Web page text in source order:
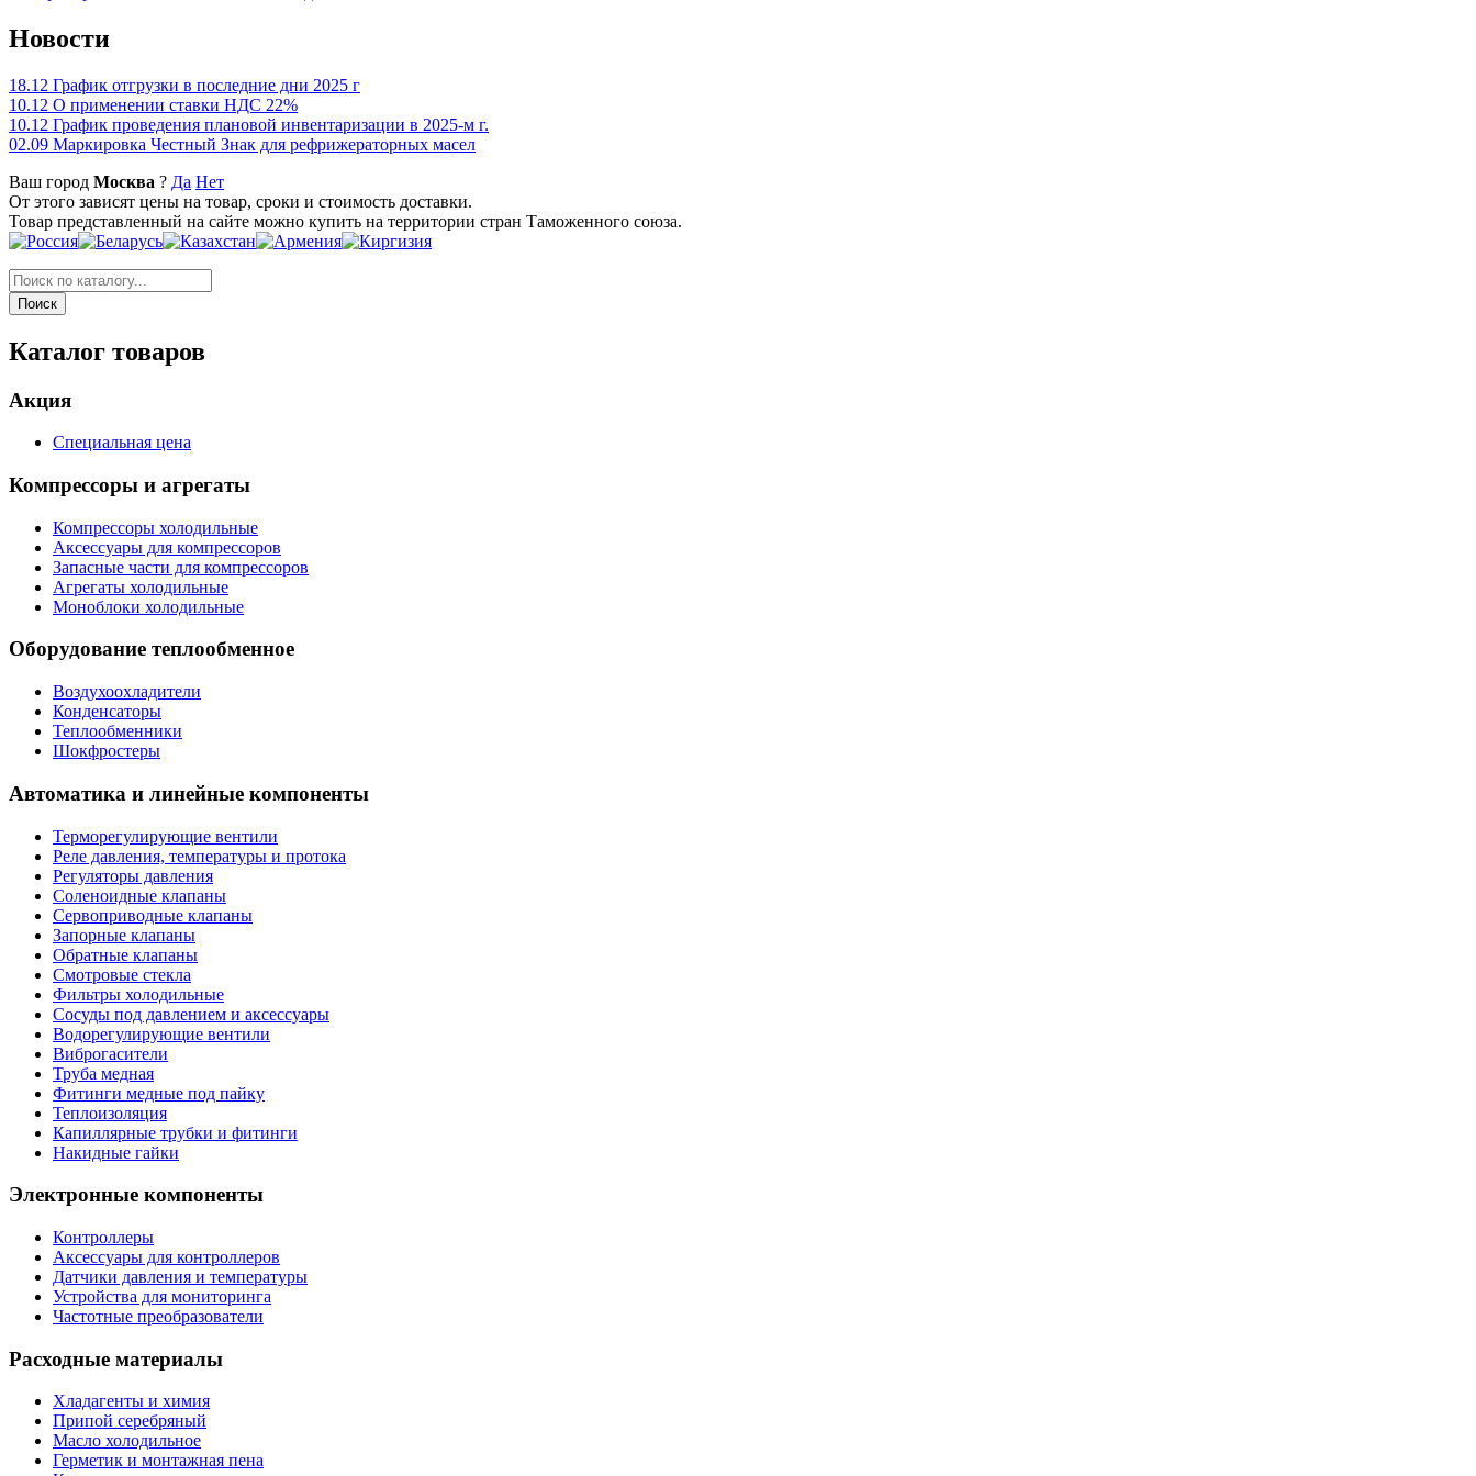
Новости
18.12 График отгрузки в последние дни 2025 г
10.12 О применении ставки НДС 22%
10.12 График проведения плановой инвентаризации в 2025-м г.
02.09 Маркировка Честный Знак для рефрижераторных масел
Ваш город Москва ? Да Нет
От этого зависят цены на товар, сроки и стоимость доставки.
Товар представленный на сайте можно купить на территории стран Таможенного союза.
Каталог товаров
Акция
Специальная цена
Компрессоры и агрегаты
Компрессоры холодильные
Аксессуары для компрессоров
Запасные части для компрессоров
Агрегаты холодильные
Моноблоки холодильные
Оборудование теплообменное
Воздухоохладители
Конденсаторы
Теплообменники
Шокфростеры
Автоматика и линейные компоненты
Терморегулирующие вентили
Реле давления, температуры и протока
Регуляторы давления
Соленоидные клапаны
Сервоприводные клапаны
Запорные клапаны
Обратные клапаны
Смотровые стекла
Фильтры холодильные
Сосуды под давлением и аксессуары
Водорегулирующие вентили
Виброгасители
Труба медная
Фитинги медные под пайку
Теплоизоляция
Капиллярные трубки и фитинги
Накидные гайки
Электронные компоненты
Контроллеры
Аксессуары для контроллеров
Датчики давления и температуры
Устройства для мониторинга
Частотные преобразователи
Расходные материалы
Хладагенты и химия
Припой серебряный
Масло холодильное
Герметик и монтажная пена